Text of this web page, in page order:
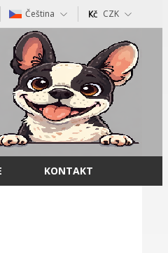
Čeština CZK
KONTAKT